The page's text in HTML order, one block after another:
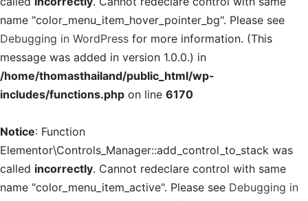
name "color_menu_item_hover_pointer_bg". Please see
Debugging in WordPress for more information. (This
message was added in version 1.0.0.) in
/home/thomasthailand/public_html/wp-
includes/functions.php on line 6170
Notice: Function
Elementor\Controls_Manager::add_control_to_stack was
called incorrectly. Cannot redeclare control with same
name "color_menu_item_active". Please see Debugging in